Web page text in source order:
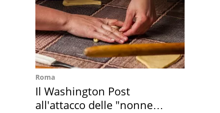
Roma
Il Washington Post
all'attacco delle "nonne